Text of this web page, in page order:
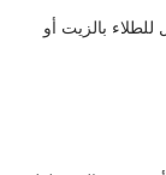
بالزيت أو